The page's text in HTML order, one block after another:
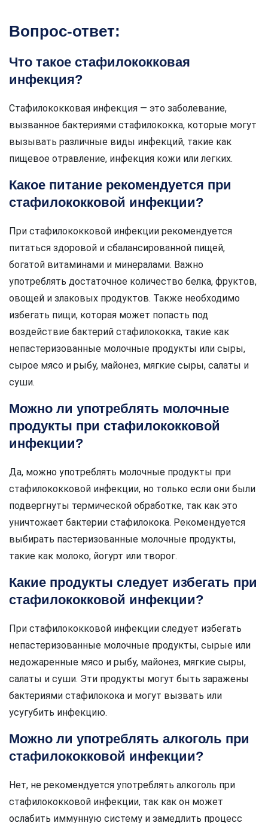
Вопрос-ответ:
Что такое стафилококковая
инфекция?
Стафилококковая инфекция — это заболевание,
вызванное бактериями стафилококка, которые могут
вызывать различные виды инфекций, такие как
пищевое отравление, инфекция кожи или легких.
Какое питание рекомендуется при
стафилококковой инфекции?
При стафилококковой инфекции рекомендуется
питаться здоровой и сбалансированной пищей,
богатой витаминами и минералами. Важно
употреблять достаточное количество белка, фруктов,
овощей и злаковых продуктов. Также необходимо
избегать пищи, которая может попасть под
воздействие бактерий стафилококка, такие как
непастеризованные молочные продукты или сыры,
сырое мясо и рыбу, майонез, мягкие сыры, салаты и
суши.
Можно ли употреблять молочные
продукты при стафилококковой
инфекции?
Да, можно употреблять молочные продукты при
стафилококковой инфекции, но только если они были
подвергнуты термической обработке, так как это
уничтожает бактерии стафилокока. Рекомендуется
выбирать пастеризованные молочные продукты,
такие как молоко, йогурт или творог.
Какие продукты следует избегать при
стафилококковой инфекции?
При стафилококковой инфекции следует избегать
непастеризованные молочные продукты, сырые или
недожаренные мясо и рыбу, майонез, мягкие сыры,
салаты и суши. Эти продукты могут быть заражены
бактериями стафилокока и могут вызвать или
усугубить инфекцию.
Можно ли употреблять алкоголь при
стафилококковой инфекции?
Нет, не рекомендуется употреблять алкоголь при
стафилококковой инфекции, так как он может
ослабить иммунную систему и замедлить процесс